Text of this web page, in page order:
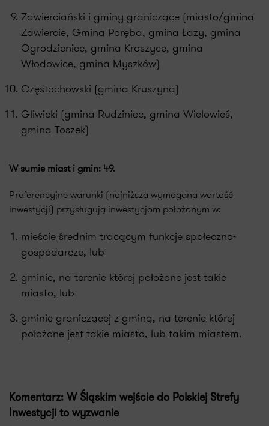
Zawierciański i gminy graniczące (miasto/gmina
Zawiercie, Gmina Poręba, gmina Łazy, gmina
Ogrodzieniec, gmina Kroszyce, gmina
Włodowice, gmina Myszków)
Częstochowski (gmina Kruszyna)
Gliwicki (gmina Rudziniec, gmina Wielowieś,
gmina Toszek)
W sumie miast i gmin: 49.
Preferencyjne warunki (najniższa wymagana wartość
inwestycji) przysługują inwestycjom położonym w:
mieście średnim tracącym funkcje społeczno-
gospodarcze, lub
gminie, na terenie której położone jest takie
miasto, lub
gminie graniczącej z gminą, na terenie której
położone jest takie miasto, lub takim miastem.
Komentarz: W Śląskim wejście do Polskiej Strefy
Inwestycji to wyzwanie